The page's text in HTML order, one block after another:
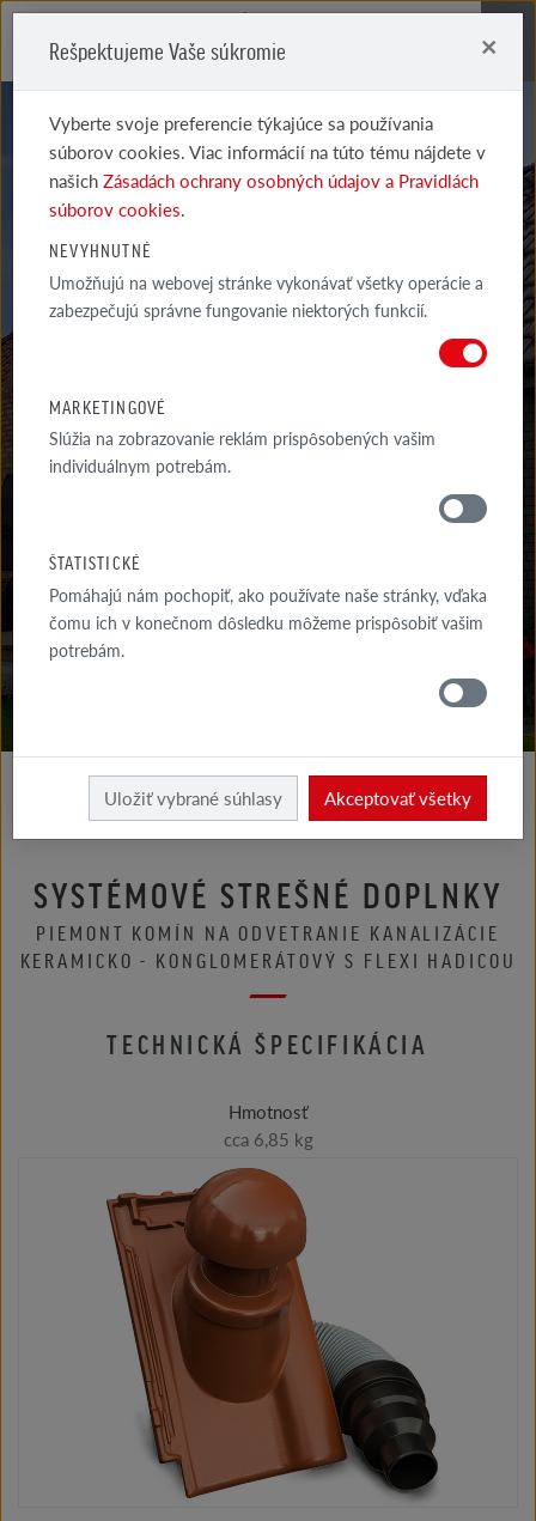
STREŠNÉ DOPLNKY
PIEMONT KOMÍN NA ODVETRANIE KANALIZÁCIE KERAMICKO -
KDE
NAKÚPIŤ
SYSTÉMOVÉ STREŠNÉ DOPLNKY
PIEMONT KOMÍN NA ODVETRANIE KANALIZÁCIE
KERAMICKO - KONGLOMERÁTOVÝ S FLEXI HADICOU
TECHNICKÁ ŠPECIFIKÁCIA
Hmotnosť
cca 6,85 kg
Rešpektujeme Vaše súkromie ×
Vyberte svoje preferencie týkajúce sa používania
súborov cookies. Viac informácií na túto tému nájdete v
našichZásadách ochrany osobných údajov a Pravidlách
súborov cookies.
NEVYHNUTNÉ
Umožňujú na webovej stránke vykonávať všetky operácie a
zabezpečujú správne fungovanie niektorých funkcií.
MARKETINGOVÉ
Slúžia na zobrazovanie reklám prispôsobených vašim
individuálnym potrebám.
ŠTATISTICKÉ
Pomáhajú nám pochopiť, ako používate naše stránky, vďaka
čomu ich v konečnom dôsledku môžeme prispôsobiť vašim
potrebám.
Uložiť vybrané súhlasy Akceptovať všetky